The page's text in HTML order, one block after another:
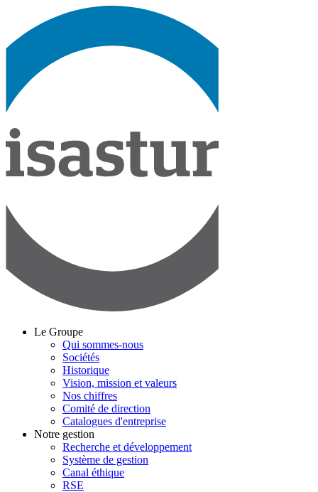
Le Groupe
Qui sommes-nous
Sociétés
Historique
Vision, mission et valeurs
Nos chiffres
Comité de direction
Catalogues d'entreprise
Notre gestion
Recherche et développement
Système de gestion
Canal éthique
RSE